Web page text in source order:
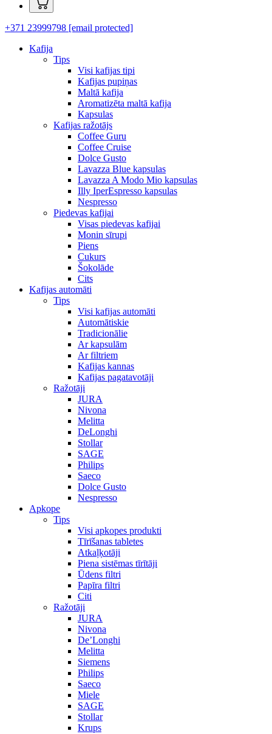
+371 23999798 [email protected]
Kafija
Tips
Visi kafijas tipi
Kafijas pupiņas
Maltā kafija
Aromatizēta maltā kafija
Kapsulas
Kafijas ražotājs
Coffee Guru
Coffee Cruise
Dolce Gusto
Lavazza Blue kapsulas
Lavazza A Modo Mio kapsulas
Illy IperEspresso kapsulas
Nespresso
Piedevas kafijai
Visas piedevas kafijai
Monin sīrupi
Piens
Cukurs
Šokolāde
Cits
Kafijas automāti
Tips
Visi kafijas automāti
Automātiskie
Tradicionālie
Ar kapsulām
Ar filtriem
Kafijas kannas
Kafijas pagatavotāji
Ražotāji
JURA
Nivona
Melitta
DeLonghi
Stollar
SAGE
Philips
Saeco
Dolce Gusto
Nespresso
Apkope
Tips
Visi apkopes produkti
Tīrīšanas tabletes
Atkaļķotāji
Piena sistēmas tīrītāji
Ūdens filtri
Papīra filtri
Citi
Ražotāji
JURA
Nivona
De’Longhi
Melitta
Siemens
Philips
Saeco
Miele
SAGE
Stollar
Krups